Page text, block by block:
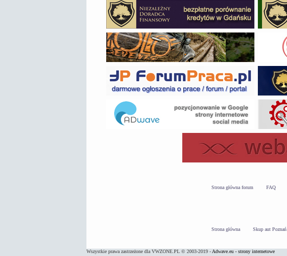
Strona główna forum FAQ
Strona główna Skup aut Poznań
Wszystkie prawa zastrzeżone dla VWZONE.PL © 2003-2019 - Adwave.eu - strony internetowe